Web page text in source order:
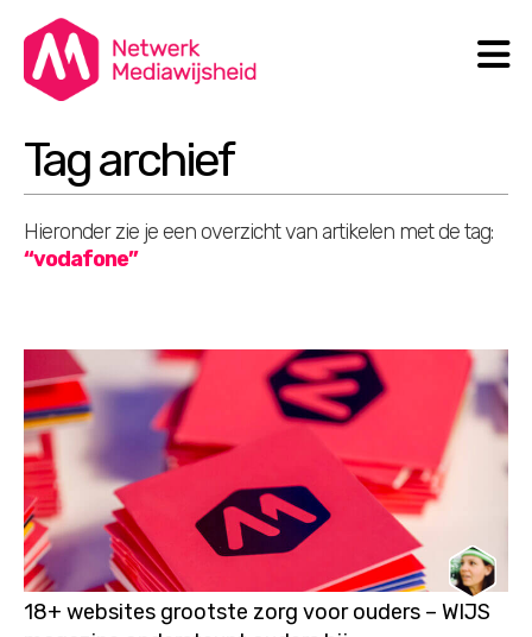
Search
Tag archief
Hieronder zie je een overzicht van artikelen met de tag:
“vodafone”
18+ websites grootste zorg voor ouders – WIJS